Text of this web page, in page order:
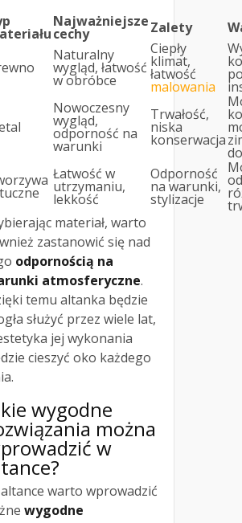
Najważniejsze
cechy Zalety
Naturalny
wygląd, łatwość
w obróbce
Ciepły
klimat,
łatwość
malowania
Nowoczesny
wygląd,
odporność na
warunki
Trwałość,
niska
konserwacja
Łatwość w
utrzymaniu,
lekkość
Odporność
na warunki,
stylizacje
materiał, warto
zastanowić się nad
odpornością na
atmosferyczne.
temu altanka będzie
służyć przez wiele lat,
jej wykonania
cieszyć oko każdego
wygodne
można
w
warto wprowadzić
wygodne